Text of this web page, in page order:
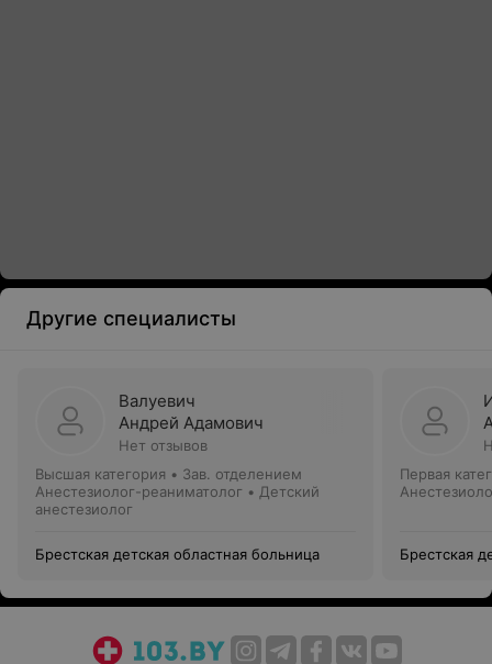
Другие специалисты
Валуевич
Андрей Адамович
Нет отзывов
Высшая категория • Зав. отделением
Анестезиолог-реаниматолог • Детский
анестезиолог
Брестская детская областная больница
Первая
Брестская